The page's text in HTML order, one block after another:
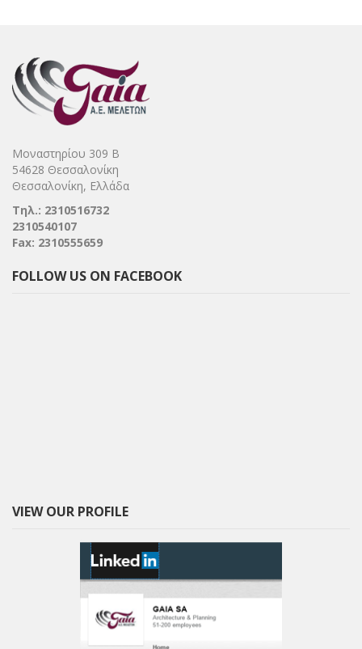
Μοναστηρίου 309 Β
54628 Θεσσαλονίκη
Θεσσαλονίκη, Ελλάδα
Τηλ.: 2310516732
2310540107
Fax: 2310555659
FOLLOW US ON FACEBOOK
VIEW OUR PROFILE